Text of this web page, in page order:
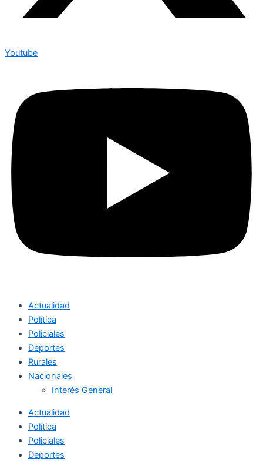
Youtube
Actualidad
Política
Policiales
Deportes
Rurales
Nacionales
Interés General
Actualidad
Política
Policiales
Deportes